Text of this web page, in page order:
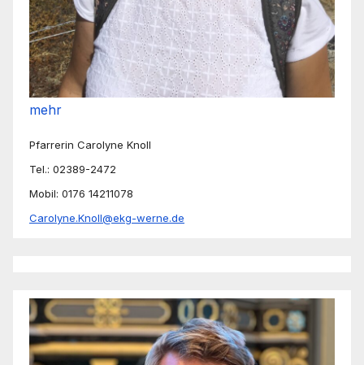
mehr
Pfarrerin Carolyne Knoll
Tel.: 02389-2472
Mobil: 0176 14211078
Carolyne.Knoll@ekg-werne.de